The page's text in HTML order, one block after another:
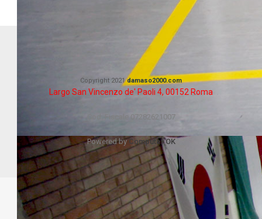
Copyright 2021damaso2000.com
Largo San Vincenzo de' Paoli 4, 00152 Roma
Cod. Fiscale 07282621007
Powered byComputer OK